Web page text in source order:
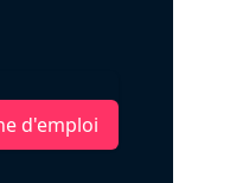
d'emploi